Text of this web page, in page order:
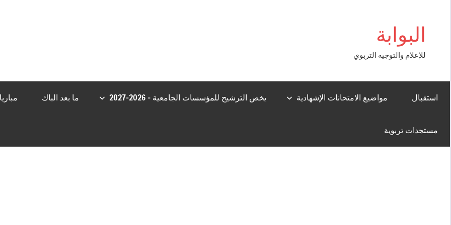
البوابة
للإعلام والتوجيه التربوي
استقبال مواضيع الامتحانات الإشهادية يخص الترشيح للمؤسسات الجامعية – 2026-2027 ما بعد الباك
مستجدات تربوية